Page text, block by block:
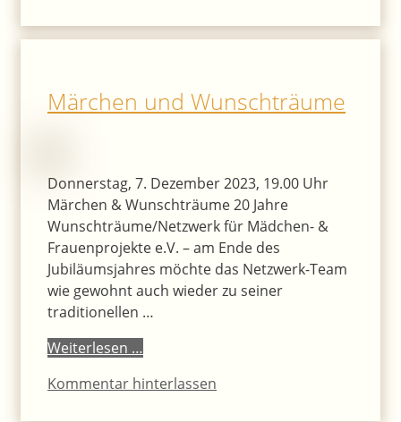
Märchen und Wunschträume
Donnerstag, 7. Dezember 2023, 19.00 Uhr
Märchen & Wunschträume 20 Jahre
Wunschträume/Netzwerk für Mädchen- &
Frauenprojekte e.V. – am Ende des
Jubiläumsjahres möchte das Netzwerk-Team
wie gewohnt auch wieder zu seiner
traditionellen …
Weiterlesen …
Kommentar hinterlassen